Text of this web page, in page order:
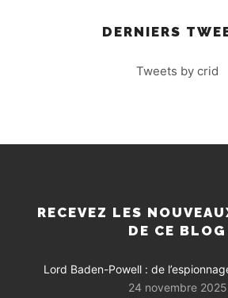
DERNIERS
Tweets by crid
RECEVEZ LES
DE CE BLOG
Lord Baden-Powell : de
24 novembre 2025